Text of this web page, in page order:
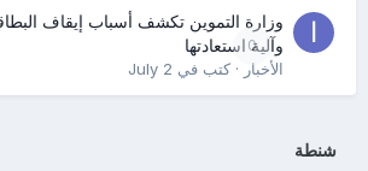
0
وزارة التموين تكشف أسباب إيقاف
وآلية استعادتها
الأخبار· كتب في July 2
شنطة